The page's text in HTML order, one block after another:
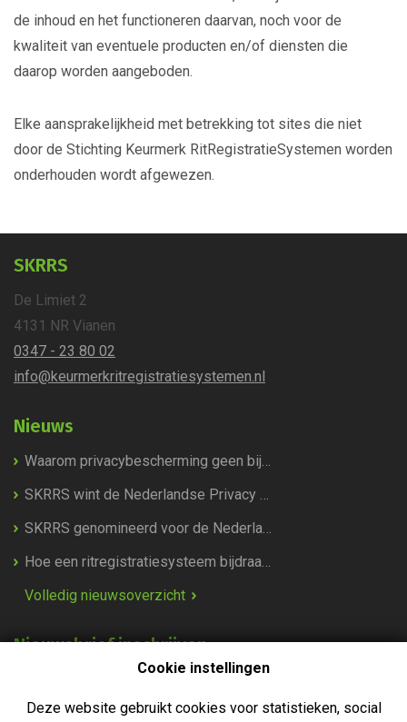
de inhoud en het functioneren daarvan, noch voor de
kwaliteit van eventuele producten en/of diensten die
daarop worden aangeboden.
Elke aansprakelijkheid met betrekking tot sites die niet
door de Stichting Keurmerk RitRegistratieSystemen worden
onderhouden wordt afgewezen.
SKRRS
De Limiet 2
4131 NR Vianen
0347 - 23 80 02
info@keurmerkritregistratiesystemen.nl
Nieuws
Waarom privacybescherming geen bijzaak is, maar de kern van het Keurmerk Ritregistratiesystemen
SKRRS wint de Nederlandse Privacy Award 2026!
SKRRS genomineerd voor de Nederlandse Privacy Awards 2026!
Hoe een ritregistratiesysteem bijdraagt aan duurzaamheid
Volledig nieuwsoverzicht
Nieuwsbrief inschrijven
Cookie instellingen
Deze website gebruikt cookies voor statistieken, social